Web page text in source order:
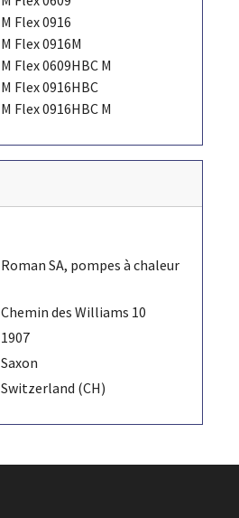
M Flex 0916
M Flex 0916M
M Flex 0609HBC M
M Flex 0916HBC
M Flex 0916HBC M
Roman SA, pompes à chaleur
Chemin des Williams 10
1907
Saxon
Switzerland (CH)